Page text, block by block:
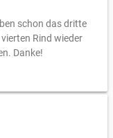
schon das dritte
Rind wieder
Danke!